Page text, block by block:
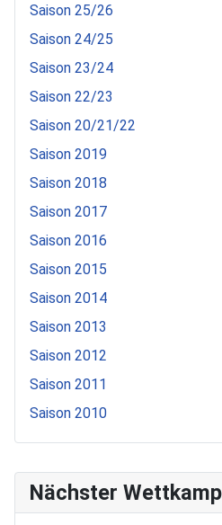
Nächster
Saison 25/26
Saison 24/25
Saison 23/24
Saison 22/23
Saison 20/21/22
Saison 2019
Saison 2018
Saison 2017
Saison 2016
Saison 2015
Saison 2014
Saison 2013
Saison 2012
Saison 2011
Saison 2010